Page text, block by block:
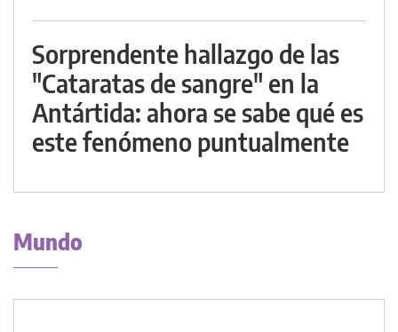
Sorprendente hallazgo de las
"Cataratas de sangre" en la
Antártida: ahora se sabe qué es
este fenómeno puntualmente
Mundo